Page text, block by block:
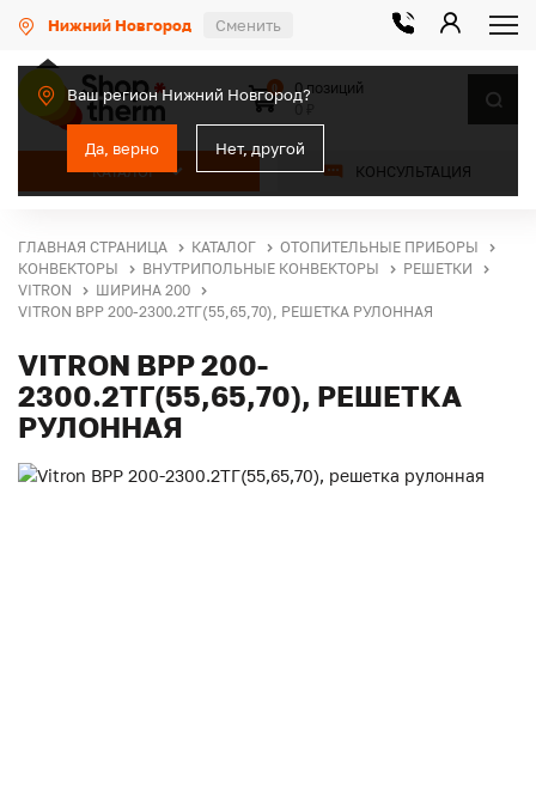
Нижний Новгород Сменить
Ваш регион Нижний Новгород?
Да, верно Нет, другой
КАТАЛОГ КОНСУЛЬТАЦИЯ
0
0 позиций
ГЛАВНАЯ СТРАНИЦА КАТАЛОГ
ОТОПИТЕЛЬНЫЕ ПРИБОРЫ
КОНВЕКТОРЫ
ВНУТРИПОЛЬНЫЕ КОНВЕКТОРЫ
РЕШЕТКИ
VITRON
ШИРИНА 200
VITRON ВРР 200-2300.2ТГ(55,65,70), РЕШЕТКА РУЛОННАЯ
VITRON ВРР 200-
2300.2ТГ(55,65,70), РЕШЕТКА
РУЛОННАЯ